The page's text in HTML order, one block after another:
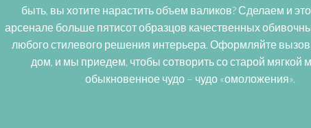
быть, вы хотите нарастить объем валиков? Сделаем и
арсенале больше пятисот образцов качественных
любого стилевого решения интерьера. Оформляйте
дом, и мы приедем, чтобы сотворить со старой мягкой
обыкновенное чудо – чудо «омоложения».